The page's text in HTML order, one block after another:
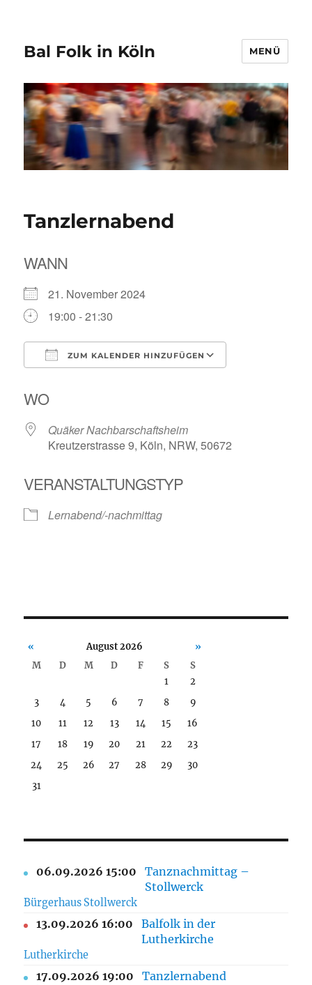
Bal Folk in Köln MENÜ
Tanzlernabend
WANN
21. November 2024
19:00 - 21:30
ZUM KALENDER HINZUFÜGEN
WO
Quäker Nachbarschaftsheim
Kreutzerstrasse 9, Köln, NRW, 50672
VERANSTALTUNGSTYP
Lernabend/-nachmittag
« August 2026
»
M
D M D F S
S
1
2
3
4 5 6 7 8
9
10
11 12 13 14 15
16
17
18 19 20 21 22
23
24
25 26 27 28 29
30
31
06.09.2026 15:00
Tanznachmittag –
Stollwerck
Bürgerhaus Stollwerck
13.09.2026 16:00
Balfolk in der
Lutherkirche
Lutherkirche
17.09.2026 19:00 Tanzlernabend